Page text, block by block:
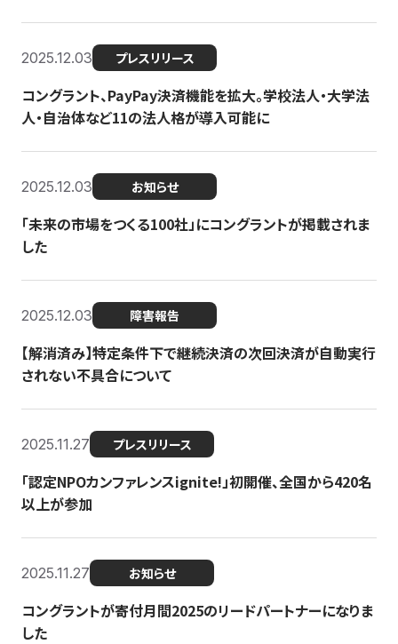
2025.12.03 プレスリリース
コングラント、PayPay決済機能を拡大。学校法人・大学法
人・自治体など11の法人格が導入可能に
2025.12.03 お知らせ
「未来の市場をつくる100社」にコングラントが掲載されま
した
2025.12.03 障害報告
【解消済み】特定条件下で継続決済の次回決済が自動実行
されない不具合について
2025.11.27 プレスリリース
「認定NPOカンファレンスignite!」初開催、全国から420名
以上が参加
2025.11.27 お知らせ
コングラントが寄付月間2025のリードパートナーになりま
した